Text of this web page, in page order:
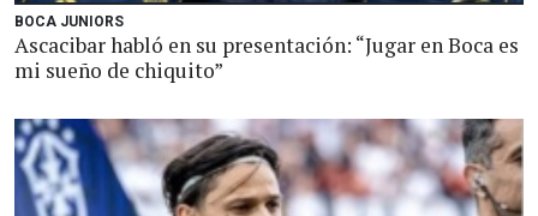
BOCA JUNIORS
Ascacibar habló en su presentación: “Jugar en Boca es
mi sueño de chiquito”